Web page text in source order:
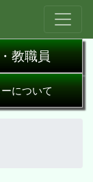
教職員
について